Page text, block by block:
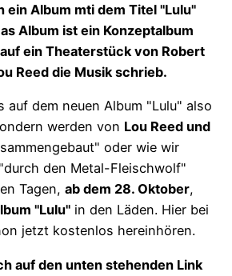
ein Album mti dem Titel "Lulu"
Album ist ein Konzeptalbum
ein Theaterstück von Robert
Reed die Musik schrieb.
auf dem neuen Album "Lulu" also
werden von Lou Reed und
oder wie wir
den Metal-Fleischwolf"
Tagen, ab dem 28. Oktober,
"Lulu" in den Läden. Hier bei
jetzt kostenlos hereinhören.
auf den unten stehenden Link